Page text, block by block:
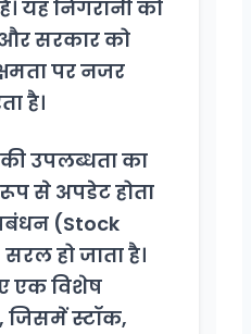
यह निगरानी को
सरकार को
पर नजर
है।
उपलब्धता का
रूप से अपडेट होता
(Stock
हो जाता है।
एक विशेष
जिसमें स्टॉक,